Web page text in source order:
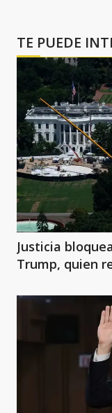
TE PUEDE
Justicia
Trump, quien